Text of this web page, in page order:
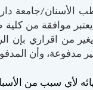
طب الأسنان/جامعة
موافقة من
يغير من اقراري
مدفوعة، وأن
لأي سبب من